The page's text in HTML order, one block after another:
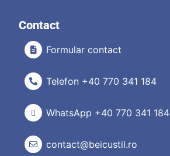
Contact
Formular contact
Telefon +40 770 341 184
WhatsApp +40 770 341 184
contact@beicustil.ro